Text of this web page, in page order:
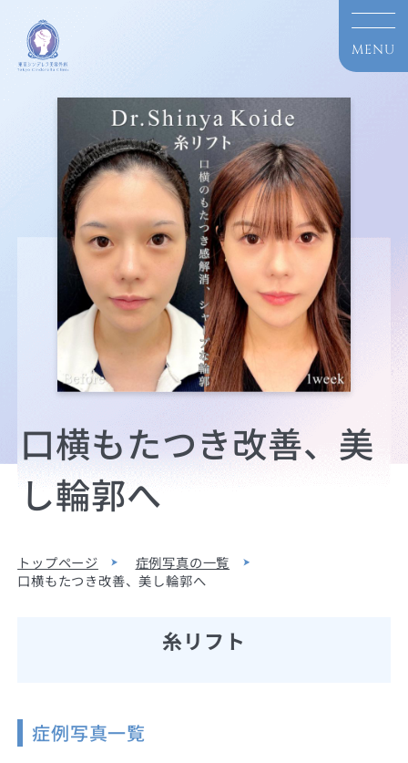
口横もたつき改善、美
し輪郭へ
トップページ
症例写真の一覧
口横もたつき改善、美し輪郭へ
糸リフト
症例写真一覧